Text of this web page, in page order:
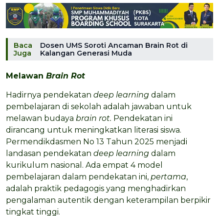
Baca
Juga
Dosen UMS Soroti Ancaman Brain Rot di
Kalangan Generasi Muda
Melawan Brain Rot
Hadirnya pendekatan deep learning dalam
pembelajaran di sekolah adalah jawaban untuk
melawan budaya brain rot. Pendekatan ini
dirancang untuk meningkatkan literasi siswa.
Permendikdasmen No 13 Tahun 2025 menjadi
landasan pendekatan deep learning dalam
kurikulum nasional. Ada empat 4 model
pembelajaran dalam pendekatan ini, pertama,
adalah praktik pedagogis yang menghadirkan
pengalaman autentik dengan keterampilan berpikir
tingkat tinggi.